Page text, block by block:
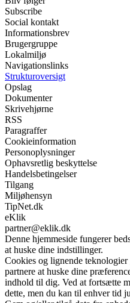
Subscribe
Social kontakt
Informationsbrev
Brugergruppe
Lokalmiljø
Navigationslinks
Strukturoversigt
Opslag
Dokumenter
Skrivehjørne
RSS
Paragraffer
Cookieinformation
Personoplysninger
Ophavsretlig beskyttelse
Handelsbetingelser
Tilgang
Miljøhensyn
TipNet.dk
eKlik
partner@eklik.dk
Denne hjemmeside fungerer
at huske dine indstillinger.
Cookies og lignende
partnere at huske dine
indhold til dig. Ved at fortsætte
dette, men du kan til enhver tid